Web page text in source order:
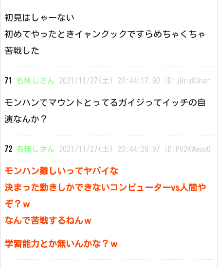
初見はしゃーない
初めてやったときイャンクックですらめちゃくちゃ
苦戦した
71 名無しさん 2021/11/27(土) 20:44:17.90 ID:jUruXUnar
モンハンでマウントとってるガイジってイッチの自
演なんか？
72 名無しさん 2021/11/27(土) 20:44:29.97 ID:PV2KWesq0
モンハン難しいってヤバイな
決まった動きしかできないコンピューターvs人間や
ぞ？ｗ
なんで苦戦するねんｗ
学習能力とか無いんかな？ｗ